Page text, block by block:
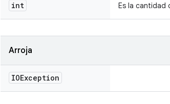
int Es la cantidad
Arroja
IOException